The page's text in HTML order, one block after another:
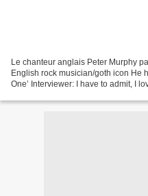
Le chanteur anglais Peter Murphy
English rock musician/goth icon He
One’ Interviewer: I have to admit, I